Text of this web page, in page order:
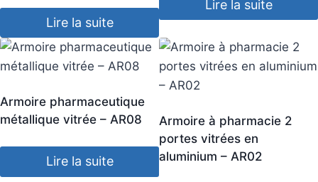
Lire la suite
Lire la suite
Armoire pharmaceutique
métallique vitrée – AR08
Lire la suite
Armoire à pharmacie 2
portes vitrées en
aluminium – AR02